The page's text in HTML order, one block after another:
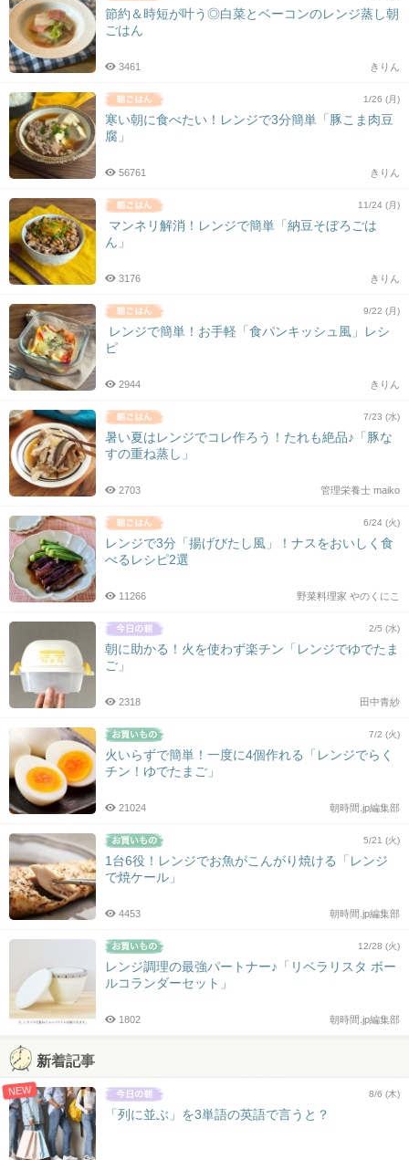
節約＆時短が叶う◎白菜とベーコンのレンジ蒸し朝
ごはん
きりん
3461
1/26 (月)
寒い朝に食べたい！レンジで3分簡単「豚こま肉豆
腐」
きりん
56761
11/24 (月)
マンネリ解消！レンジで簡単「納豆そぼろごは
ん」
きりん
3176
9/22 (月)
レンジで簡単！お手軽「食パンキッシュ風」レシ
ピ
きりん
2944
7/23 (水)
暑い夏はレンジでコレ作ろう！たれも絶品♪「豚な
すの重ね蒸し」
管理栄養士 maiko
2703
6/24 (火)
レンジで3分「揚げびたし風」！ナスをおいしく食
べるレシピ2選
野菜料理家 やのくにこ
11266
2/5 (水)
朝に助かる！火を使わず楽チン「レンジでゆでたま
ご」
田中青紗
2318
7/2 (火)
火いらずで簡単！一度に4個作れる「レンジでらく
チン！ゆでたまご」
朝時間.jp編集部
21024
5/21 (火)
1台6役！レンジでお魚がこんがり焼ける「レンジ
で焼ケール」
朝時間.jp編集部
4453
12/28 (火)
レンジ調理の最強パートナー♪「リベラリスタ ボー
ルコランダーセット」
朝時間.jp編集部
1802
新着記事
NEW 8/6 (木)
「列に並ぶ」を3単語の英語で言うと？